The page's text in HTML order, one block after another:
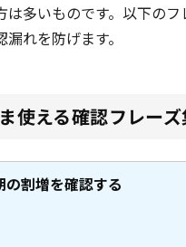
は多いものです。以下のフ
れを防げます。
使える確認フレーズ
の割増を確認する